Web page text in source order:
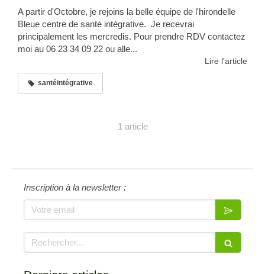
A partir d'Octobre, je rejoins la belle équipe de l'hirondelle
Bleue centre de santé intégrative. Je recevrai
principalement les mercredis. Pour prendre RDV contactez
moi au 06 23 34 09 22 ou alle...
Lire l'article
santéintégrative
1 article
Inscription à la newsletter :
Votre email
Rechercher